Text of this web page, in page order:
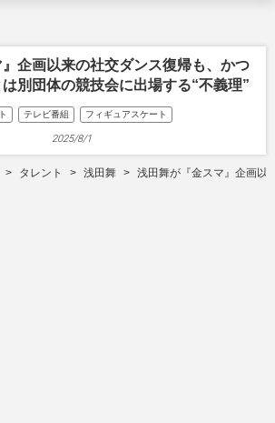
企画以来の社交ダンス復帰も、かつ
別団体の競技会に出場する“不義理”
テレビ番組 フィギュアスケート
2025/8/1
タレント 浅田舞 浅田舞が『金スマ』企画以